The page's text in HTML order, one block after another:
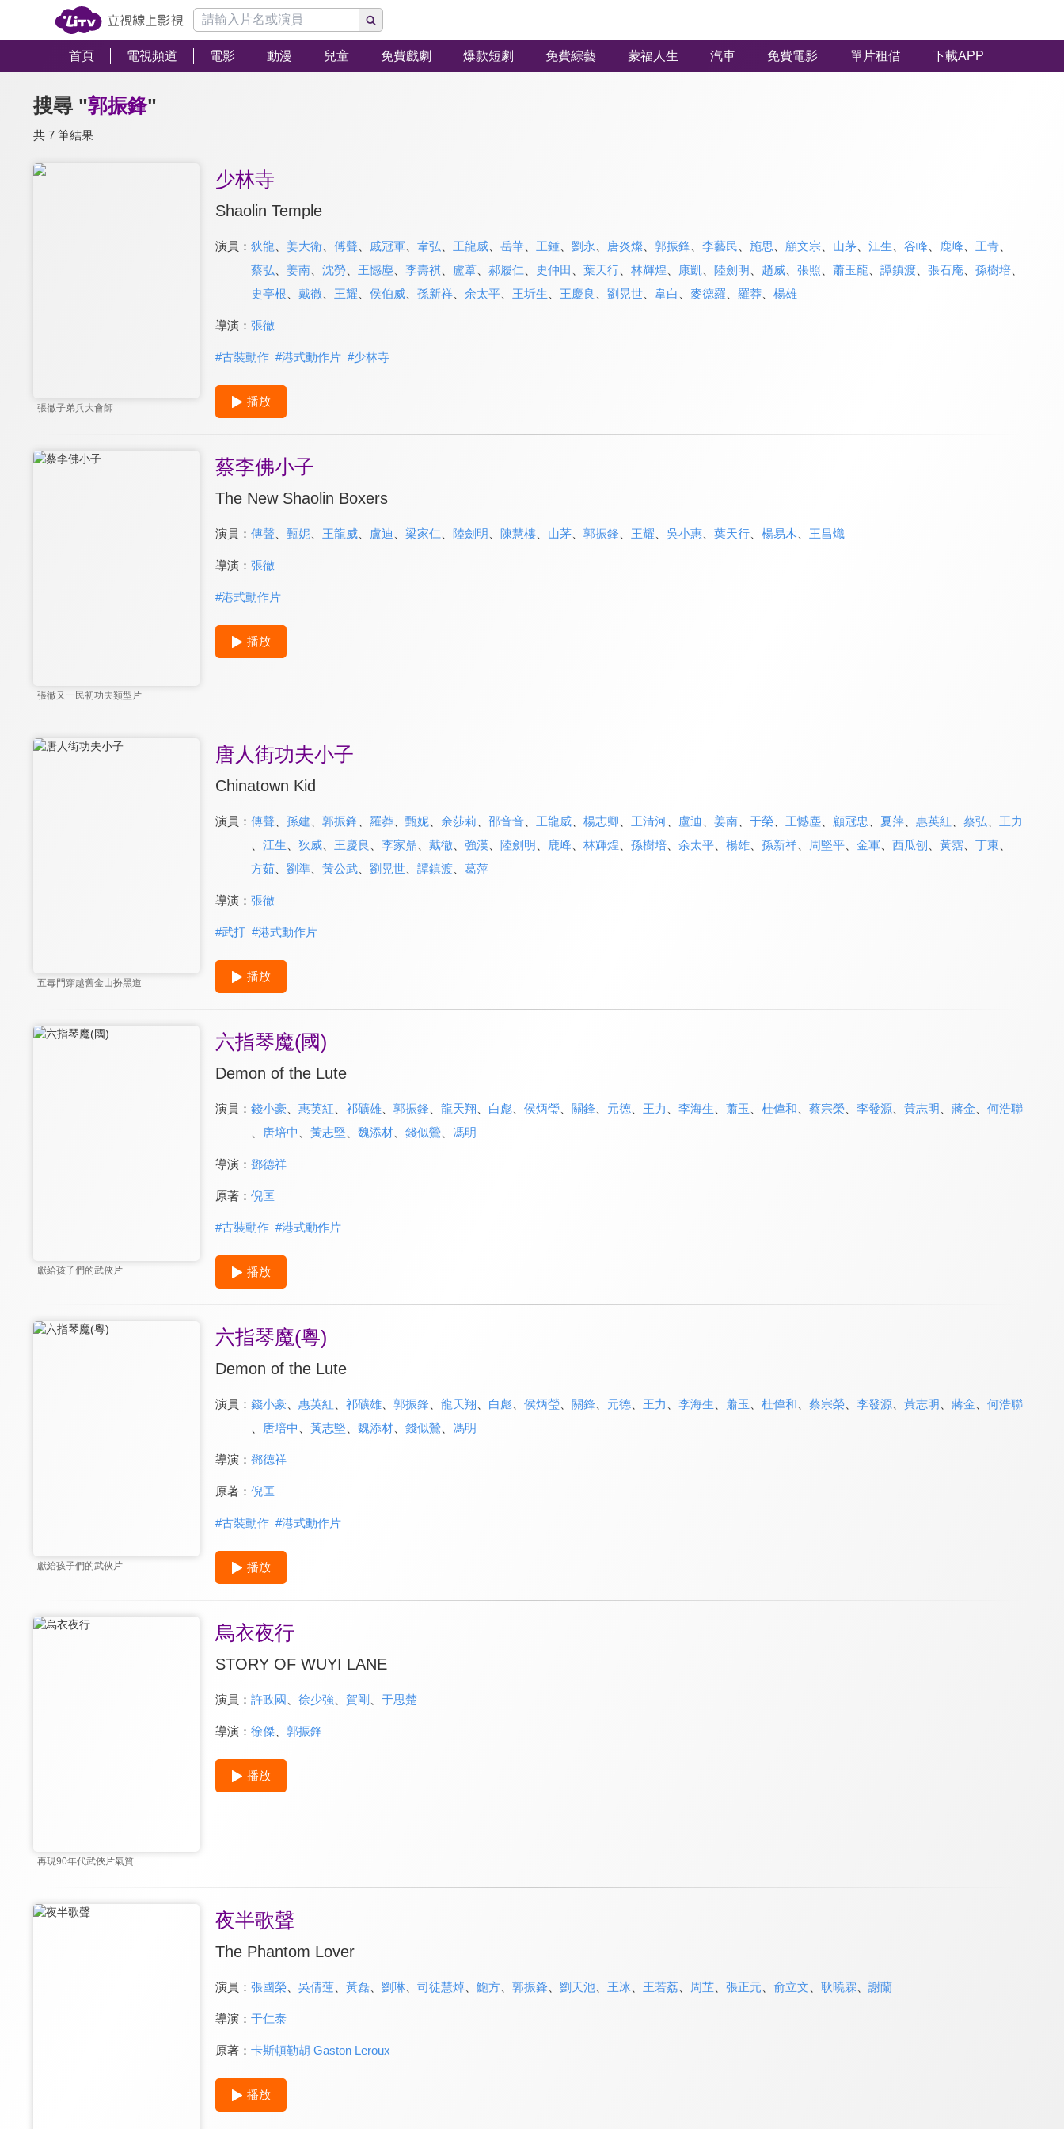
首頁 電視頻道 電影 動漫 兒童 免費戲劇 爆款短劇 免費綜藝 蒙福人生 汽車 免費電影 單片租借 下載APP
搜尋 "郭振鋒"
共 7 筆結果
張徹子弟兵大會師
少林寺
Shaolin Temple
演員： 狄龍 姜大衛、 傅聲 戚冠軍 韋弘 王龍威、 岳華、 王鍾、 劉永 唐炎燦、 郭振鋒 李藝民 施思 顧文宗 山茅、 江生 谷峰 鹿峰 王青、
蔡弘
姜南、 沈勞、 王憾塵、 李壽祺、 盧葦、 郝履仁 史仲田 葉天行、 林輝煌 康凱 陸劍明 趙威、 張照 蕭玉龍 譚鎮渡、 張石庵 孫樹培、
史亭根
戴徹 王耀 侯伯威、 孫新祥、 余太平、 王圻生 王慶良 劉晃世、 韋白 麥德羅 羅莽、 楊雄
導演： 張徹
#古裝動作 #港式動作片 #少林寺
播放
張徹又一民初功夫類型片
蔡李佛小子
The New Shaolin Boxers
演員： 傅聲 甄妮、 王龍威、 盧迪 梁家仁 陸劍明 陳慧樓、 山茅、 郭振鋒 王耀 吳小惠、 葉天行、 楊易木 王昌熾
導演： 張徹
#港式動作片
播放
五毒門穿越舊金山扮黑道
唐人街功夫小子
Chinatown Kid
演員： 傅聲 孫建 郭振鋒 羅莽、 甄妮、 余莎莉 邵音音、 王龍威、 楊志卿 王清河、 盧迪 姜南、 于榮、 王憾塵、 顧冠忠 夏萍、 惠英紅 蔡弘
王力
江生 狄威、 王慶良 李家鼎 戴徹 強漢 陸劍明 鹿峰 林輝煌 孫樹培、 余太平、 楊雄、 孫新祥、 周堅平、 金軍 西瓜刨 黃霑 丁東
方茹、 劉準、 黃公武、 劉晃世、 譚鎮渡、 葛萍
導演： 張徹
#武打 #港式動作片
播放
獻給孩子們的武俠片
六指琴魔(國)
Demon of the Lute
演員： 錢小豪 惠英紅 祁礦雄、 郭振鋒 龍天翔 白彪、 侯炳瑩、 關鋒 元德、 王力 李海生 蕭玉 杜偉和 蔡宗榮、 李發源、 黃志明 蔣金
何浩聯
唐培中 黃志堅 魏添材、 錢似鶯、 馮明
導演： 鄧德祥
原著： 倪匡
#古裝動作 #港式動作片
播放
獻給孩子們的武俠片
六指琴魔(粵)
Demon of the Lute
演員： 錢小豪 惠英紅 祁礦雄、 郭振鋒 龍天翔 白彪、 侯炳瑩、 關鋒 元德、 王力 李海生 蕭玉 杜偉和 蔡宗榮、 李發源、 黃志明 蔣金
何浩聯
唐培中 黃志堅 魏添材、 錢似鶯、 馮明
導演： 鄧德祥
原著： 倪匡
#古裝動作 #港式動作片
播放
再現90年代武俠片氣質
烏衣夜行
STORY OF WUYI LANE
演員： 許政國 徐少強 賀剛 于思楚
導演： 徐傑、 郭振鋒
播放
夜半歌聲
The Phantom Lover
演員： 張國榮、 吳倩蓮、 黃磊、 劉琳、 司徒慧焯、 鮑方、 郭振鋒 劉天池、 王冰 王若荔、 周芷、 張正元、 俞立文 耿曉霖 謝蘭
導演： 于仁泰
原著： 卡斯頓勒胡 Gaston Leroux
播放